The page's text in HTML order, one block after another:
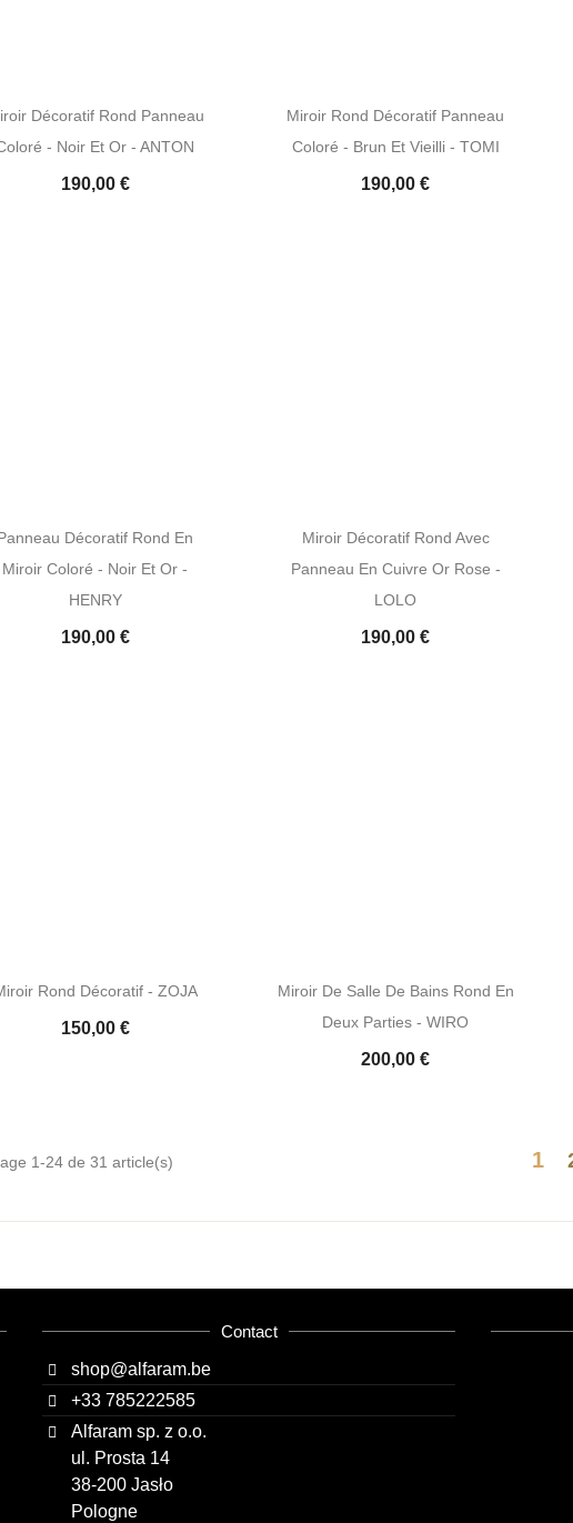
Décoratif Rond Panneau
- Noir Et Or - ANTON
190,00 €
Miroir Rond Décoratif Panneau
Coloré - Brun Et Vieilli - TOMI
190,00 €
Décoratif Rond En
Miroir Coloré - Noir Et Or -
HENRY
190,00 €
Miroir Décoratif Rond Avec
Panneau En Cuivre Or Rose -
LOLO
190,00 €
Rond Décoratif - ZOJA
150,00 €
Miroir De Salle De Bains Rond En
Deux Parties - WIRO
200,00 €
1-24 de 31 article(s) 1
Contact
shop@alfaram.be
+33 785222585
Alfaram sp. z o.o.
ul. Prosta 14
38-200 Jasło
Pologne